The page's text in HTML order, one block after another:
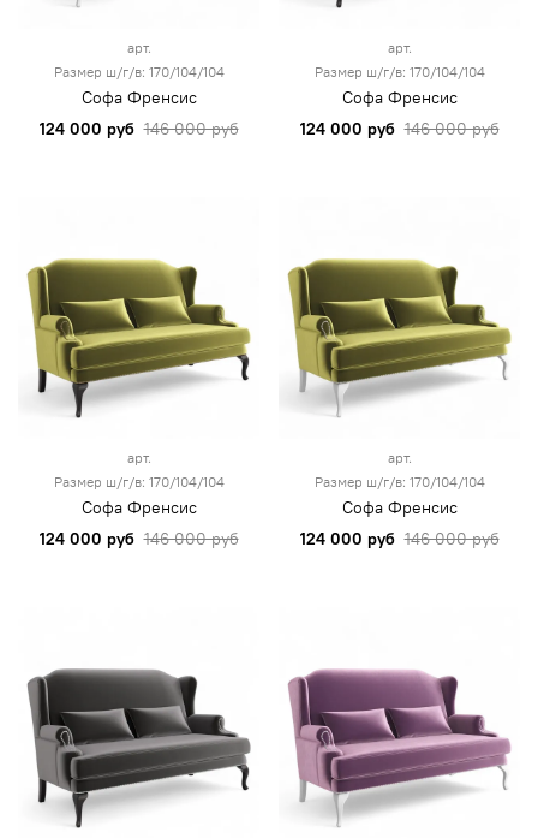
арт.
Размер ш/г/в: 170/104/104
Софа Френсис
124 000 руб 146 000 руб
арт.
Размер ш/г/в: 170/104/104
Софа Френсис
124 000 руб 146 000 руб
арт.
Размер ш/г/в: 170/104/104
Софа Френсис
124 000 руб 146 000 руб
арт.
Размер ш/г/в: 170/104/104
Софа Френсис
124 000 руб 146 000 руб